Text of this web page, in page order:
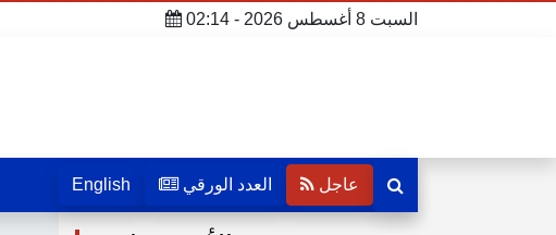
السبت 8 أغسطس 2026 - 02:14
English العدد الورقي عاجل